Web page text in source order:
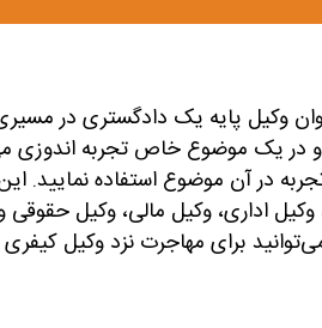
وکیل پایه یک دادگستری در
یک موضوع خاص تجربه اندوزی
در آن موضوع استفاده نمایید.
اداری، وکیل مالی، وکیل
برای مهاجرت نزد وکیل کیفری